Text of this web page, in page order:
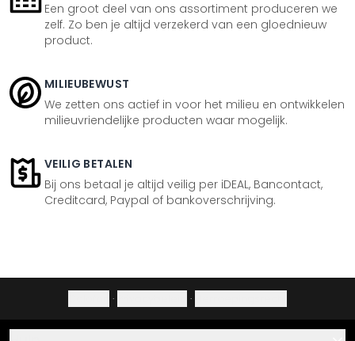
Een groot deel van ons assortiment produceren we
zelf. Zo ben je altijd verzekerd van een gloednieuw
product.
MILIEUBEWUST
We zetten ons actief in voor het milieu en ontwikkelen
milieuvriendelijke producten waar mogelijk.
VEILIG BETALEN
Bij ons betaal je altijd veilig per iDEAL, Bancontact,
Creditcard, Paypal of bankoverschrijving.
· ·